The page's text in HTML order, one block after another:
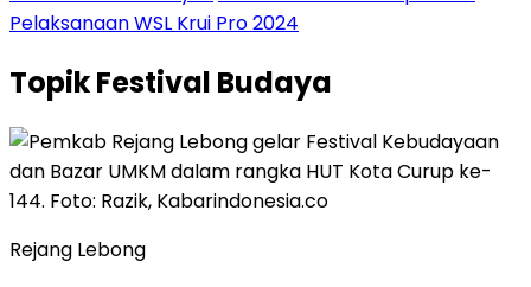
Pelaksanaan WSL Krui Pro 2024
TopikFestival Budaya
Rejang Lebong